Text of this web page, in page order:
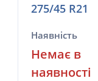
275/45 R21
Наявність
Немає в
наявності